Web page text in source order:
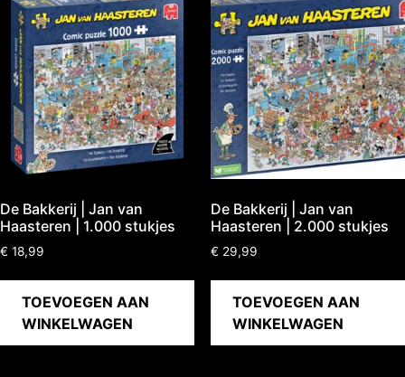
De Bakkerij | Jan van
Haasteren | 1.000 stukjes
€ 18,99
TOEVOEGEN AAN
WINKELWAGEN
De Bakkerij | Jan van
Haasteren | 2.000 stukjes
€ 29,99
TOEVOEGEN AAN
WINKELWAGEN